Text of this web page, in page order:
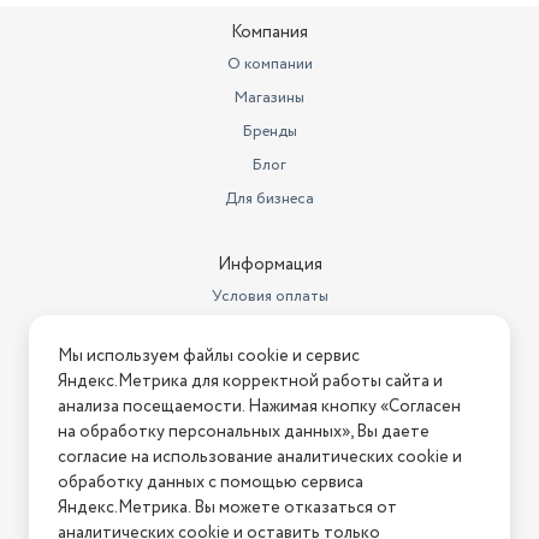
Функция REWIND – отмотай время назад и исправь
дополнительными уникальными разделами, интересными
Любимые игры миллионов, собранные в одном разделе, без
разделения на битность консоли – Марио, Соник, Танчики,
Батлтодс и многие другие.
Компания
О компании
Магазины
Бренды
Блог
Для бизнеса
Информация
Условия оплаты
Условия возврата
Нашли ошибку на сайте? Напишите нам
2026 © Интернет-магазин "АстМаркет". У нас есть всё!
Мы используем файлы cookie и сервис
Яндекс.Метрика для корректной работы сайта и
анализа посещаемости. Нажимая кнопку «Согласен
на обработку персональных данных», Вы даете
согласие на использование аналитических cookie и
обработку данных с помощью сервиса
Яндекс.Метрика. Вы можете отказаться от
аналитических cookie и оставить только